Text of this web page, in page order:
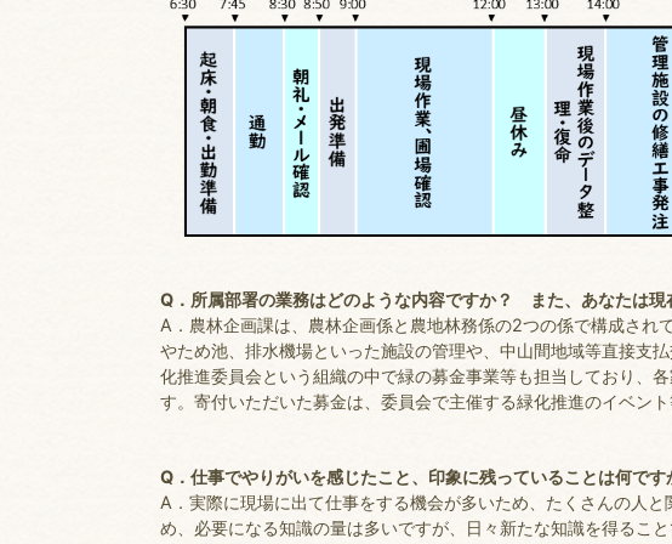
Q．所属部署の業務はどのような内容ですか？ また、あなたは現
A．農林企画課は、農林企画係と農地林務係の2つの係で構成され
やため池、排水機場といった施設の管理や、中山間地域等直接支
化推進委員会という組織の中で緑の募金事業等も担当しており、
す。寄付いただいた募金は、委員会で主催する緑化推進のイベン
Q．仕事でやりがいを感じたこと、印象に残っていることは何です
A．実際に現場に出て仕事をする機会が多いため、たくさんの人
め、必要になる知識の量は多いですが、日々新たな知識を得るこ